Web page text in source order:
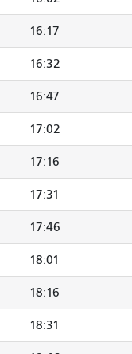
16:17
16:32
16:47
17:02
17:16
17:31
17:46
18:01
18:16
18:31